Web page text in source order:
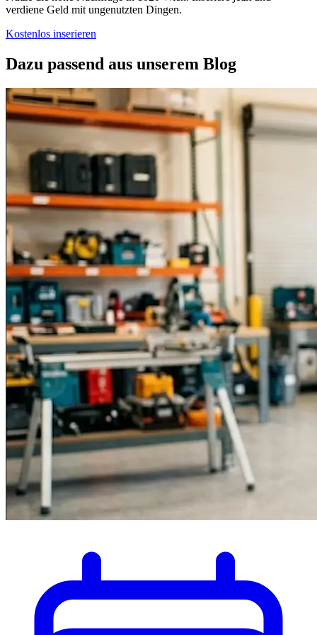
verdiene Geld mit ungenutzten Dingen.
Kostenlos inserieren
Dazu passend aus unserem Blog